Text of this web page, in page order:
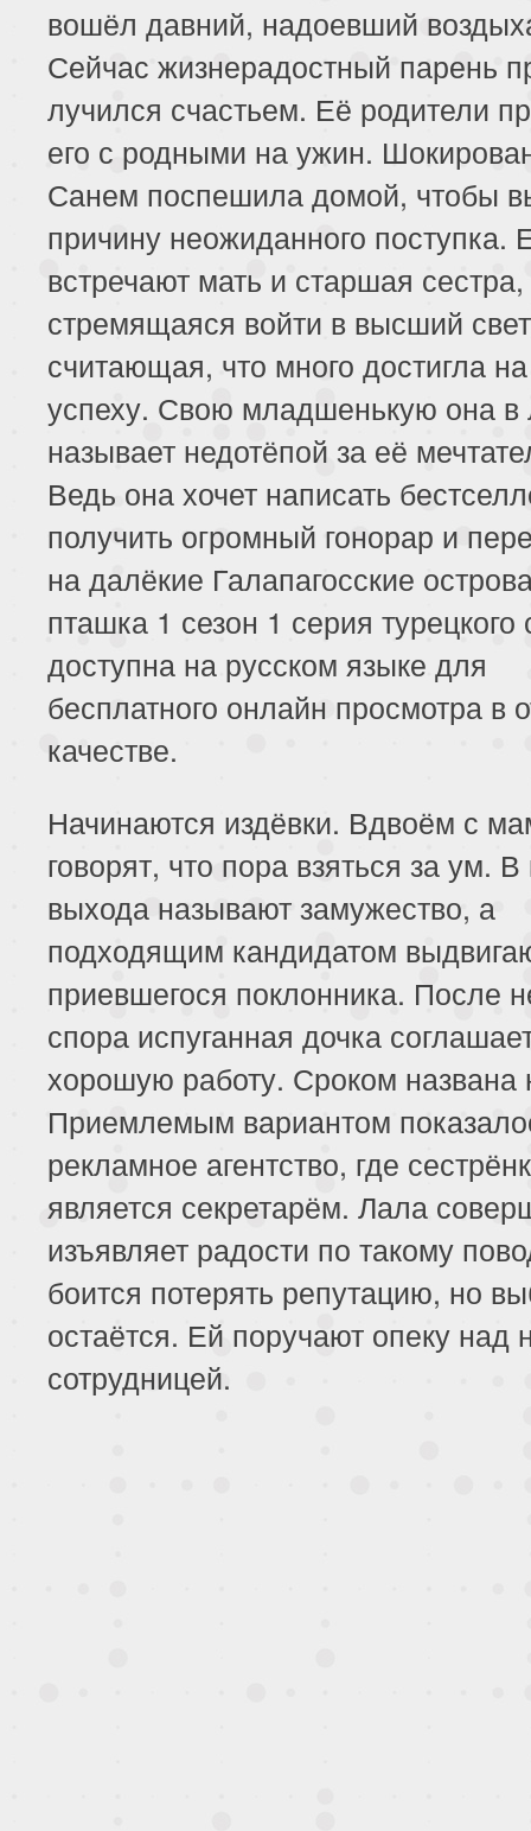
153 серия 154 серия 155 серия
158 серия 159 серия
161 серия
вошёл давний, надоевший
Сейчас жизнерадостный парень
лучился счастьем. Её родители
его с родными на ужин.
Санем поспешила домой, чтобы
причину неожиданного поступка.
встречают мать и старшая
стремящаяся войти в высший
считающая, что много достигла
успеху. Свою младшенькую она в
называет недотёпой за её
Ведь она хочет написать
получить огромный гонорар и
на далёкие Галапагосские
пташка 1 сезон 1 серия турецкого
доступна на русском языке для
бесплатного онлайн просмотра в
качестве.
Начинаются издёвки. Вдвоём с
говорят, что пора взяться за ум. В
выхода называют замужество, а
подходящим кандидатом
приевшегося поклонника. После
спора испуганная дочка
хорошую работу. Сроком названа
Приемлемым вариантом
рекламное агентство, где
является секретарём. Лала
изъявляет радости по такому
боится потерять репутацию, но
остаётся. Ей поручают опеку над
сотрудницей.